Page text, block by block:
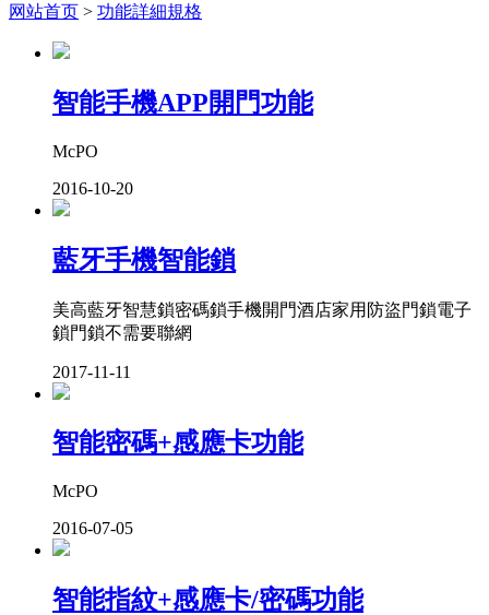
网站首页 > 功能詳細規格
智能手機APP開門功能
McPO
2016-10-20
藍牙手機智能鎖
美高藍牙智慧鎖密碼鎖手機開門酒店家用防盜門鎖電子
鎖門鎖不需要聯網
2017-11-11
智能密碼+感應卡功能
McPO
2016-07-05
智能指紋+感應卡/密碼功能